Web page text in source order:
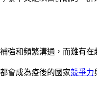
和頻繁溝通，而難有在
會成為疫後的國家競爭力